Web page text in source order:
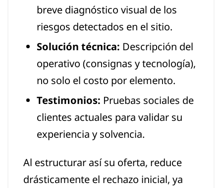
breve diagnóstico visual de los
riesgos detectados en el sitio.
Solución técnica: Descripción del
operativo (consignas y tecnología),
no solo el costo por elemento.
Testimonios: Pruebas sociales de
clientes actuales para validar su
experiencia y solvencia.
Al estructurar así su oferta, reduce
drásticamente el rechazo inicial, ya